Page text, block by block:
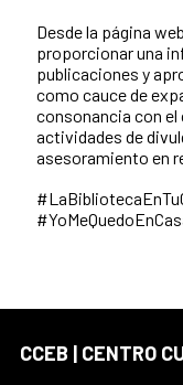
Desde la página
proporcionar una
publicaciones y
como cauce de
consonancia con
actividades de
asesoramiento en
CCEB | CENTRO